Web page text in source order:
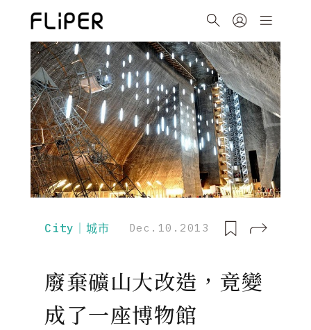
City｜城市 Dec.10.2013
廢棄礦山大改造，竟變
成了一座博物館